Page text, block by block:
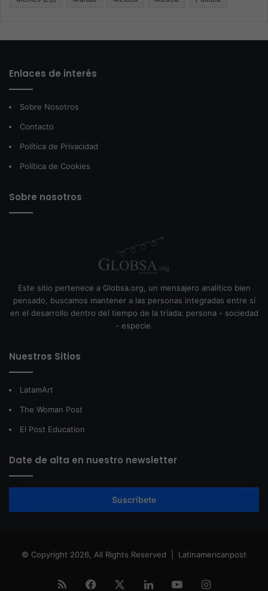
Enlaces de interés
Sobre Nosotros
Contacto
Política de Privacidad
Política de Cookies
Sobre nosotros
Este sitio pertenece a Globsa.org, un mensajero analítico bien
pensado, buscamos mantener a las personas integradas entre sí
en el desarrollo dentro del tiempo de la tríada: persona - sociedad
- especie.
Nuestros Sitios
LatamArt
The Woman Post
El Post Education
Date de alta en nuestro newsletter
Suscríbete
© Copyright 2026, All Rights Reserved | Latinamericanpost
RSS Facebook LinkedInYouTubeInstagram